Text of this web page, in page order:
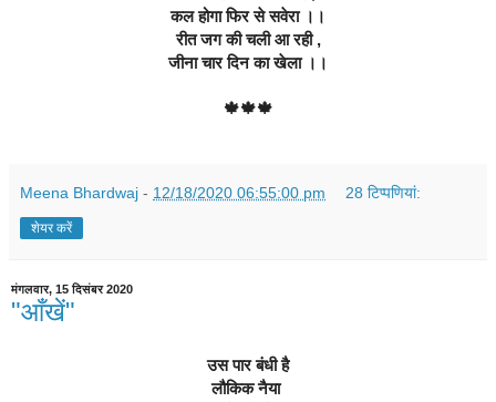
कल होगा फिर से सवेरा ।।
रीत जग की चली आ रही ,
जीना चार दिन का खेला ।।
🍁🍁🍁
Meena Bhardwaj - 12/18/2020 06:55:00 pm 28 टिप्‍पणियां:
शेयर करें
मंगलवार, 15 दिसंबर 2020
"आँखें"
उस पार बंधी है
लौकिक नैया